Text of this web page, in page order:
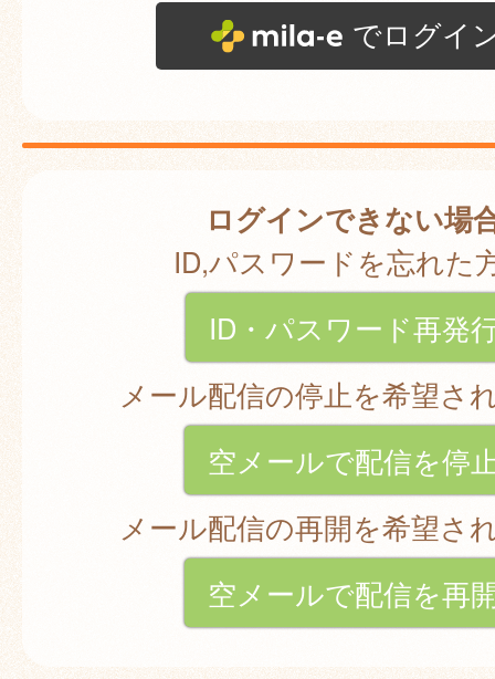
でログイ
ログインできない場
ID,パスワードを忘れた
ID・パスワード再発
メール配信の停止を希望さ
空メールで配信を停
メール配信の再開を希望さ
空メールで配信を再